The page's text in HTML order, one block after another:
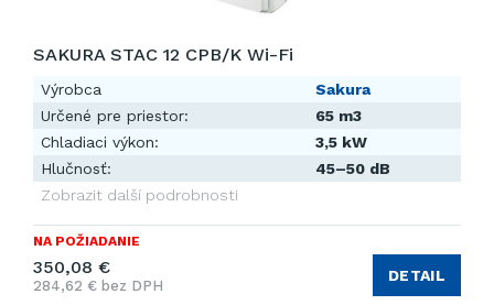
SAKURA STAC 12 CPB/K Wi-Fi
Výrobca
Sakura
Určené pre priestor:
65 m3
Chladiaci výkon:
3,5 kW
Hlučnosť:
45–50 dB
Zobrazit další podrobnosti
NA POŽIADANIE
350,08 €
284,62 € bez DPH
DETAIL